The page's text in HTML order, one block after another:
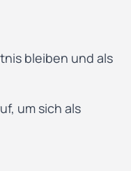
bleiben und als
um sich als